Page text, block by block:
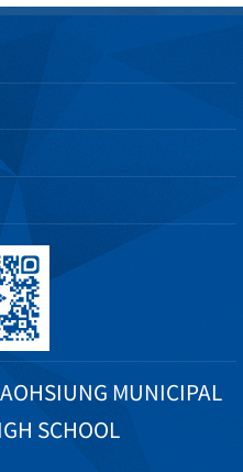
MUNICIPAL
SCHOOL